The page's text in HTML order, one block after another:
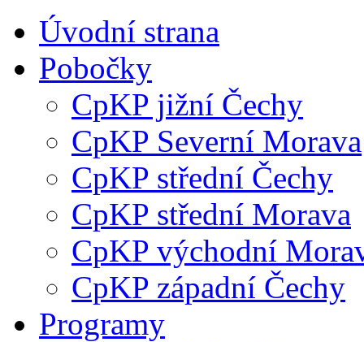
Úvodní strana
Pobočky
CpKP jižní Čechy
CpKP Severní Morava
CpKP střední Čechy
CpKP střední Morava
CpKP východní
CpKP západní Čechy
Programy